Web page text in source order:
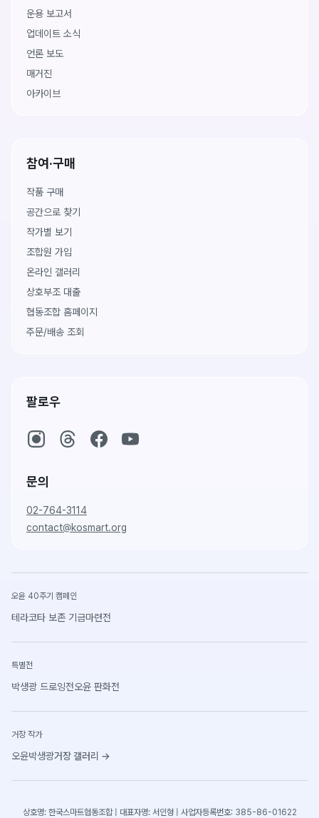
운용 보고서
업데이트 소식
언론 보도
매거진
아카이브
참여·구매
작품 구매
공간으로 찾기
작가별 보기
조합원 가입
온라인 갤러리
상호부조 대출
협동조합 홈페이지
주문/배송 조회
팔로우
문의
02-764-3114
contact@kosmart.org
오윤 40주기 캠페인
테라코타 보존 기금마련전
특별전
박생광 드로잉전오윤 판화전
거장 작가
오윤박생광거장 갤러리 →
상호명: 한국스마트협동조합 | 대표자명: 서인형 | 사업자등록번호: 385-86-01622